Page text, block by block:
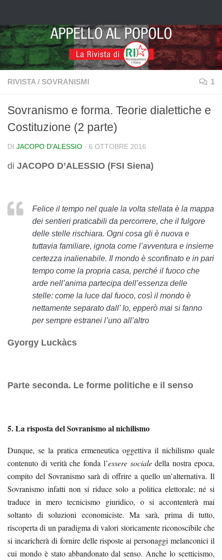
RIVISTA / SOVRANISMI 1
Sovranismo e forma. Teorie dialettiche e
Costituzione (2 parte)
DI JACOPO D'ALESSIO · 6 OTTOBRE 2016
di JACOPO D’ALESSIO (FSI Siena)
Felice il tempo nel quale la volta stellata è la mappa
dei sentieri praticabili da percorrere, che il fulgore
delle stelle rischiara. Ogni cosa gli è nuova e
tuttavia familiare, ignota come l’avventura e insieme
certezza inalienabile. Il mondo è sconfinato e in pari
tempo come la propria casa, perché il fuoco che
arde nell’anima partecipa dell’essenza delle
stelle: come la luce dal fuoco, così il mondo è
nettamente separato dall’ Io, epperò mai si fanno
per sempre estranei l’uno all’altro
Gyorgy Luckàcs
Parte seconda. Le forme politiche e il senso
5. La risposta del Sovranismo al nichilismo
Dunque, se la pratica ermeneutica oggettiva il nichilismo quale
contenuto di verità che fonda l’essere socialedella nostra epoca,
compito del Sovranismo sarà di offrire a quello un’alternativa. Il
Sovranismo infatti non si riduce solo a politica elettorale; né si
traduce in mero tecnicismo giuridico, o si accontenterà mai
soltanto di soluzioni economiciste. Ma sarà, prima di tutto,
riscoperta di un paradigma di valori storicamente riconoscibile che
si incaricherà di fornire delle risposte ai personaggi melanconici il
cui mondo è stato abbandonato dal senso. Anche lo scetticismo,